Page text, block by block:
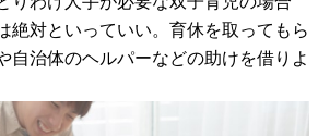
絶対といっていい。育休を取ってもら
自治体のヘルパーなどの助けを借りよ